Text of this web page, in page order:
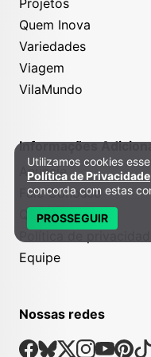
Quem Inova
Variedades
Viagem
VilaMundo
Informações
Anuncie
Fale Conosco
Quem somos
Equipe
Nossas redes
Nossas Redes Sociais
Facebook
Bsky
X Instagram
Política de Privacidade
Utilizamos cookies
Política de Privacidade
concorda com estas
PROSSEGUIR